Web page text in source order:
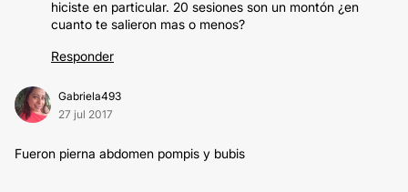
hiciste en particular. 20 sesiones son un montón ¿en
cuanto te salieron mas o menos?
Responder
Gabriela493
27 jul 2017
Fueron pierna abdomen pompis y bubis